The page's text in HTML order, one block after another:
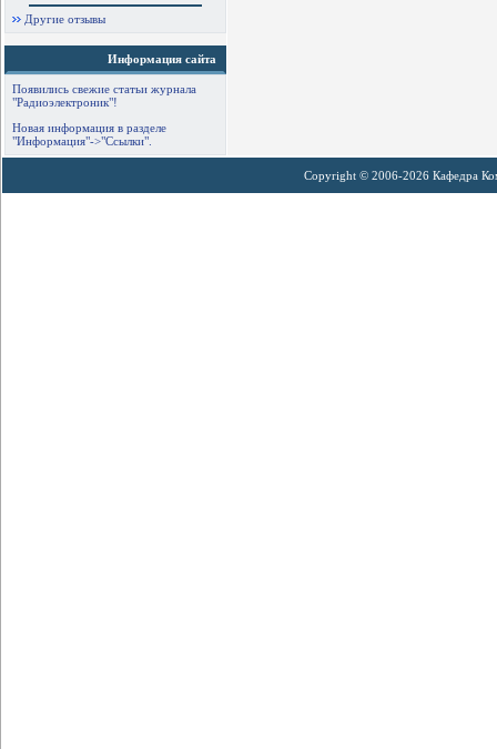
Другие отзывы
Информация сайта
Появились свежие статьи журнала
"Радиоэлектроник"!
Новая информация в разделе
"Информация"->"Ссылки".
Copyright © 2006-2026 Кафедра